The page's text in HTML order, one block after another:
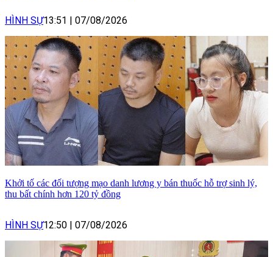
HÌNH SỰ13:51 | 07/08/2026
Khởi tố các đối tượng mạo danh lương y bán thuốc hỗ trợ sinh lý,
thu bất chính hơn 120 tỷ đồng
HÌNH SỰ12:50 | 07/08/2026